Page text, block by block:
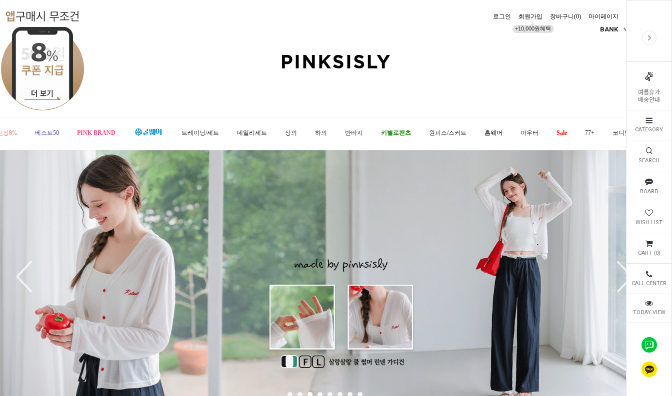
여름휴가
배송안내
CATEGORY
SEARCH
BOARD
WISH LIST
CART (0)
CALL CENTER
TODAY VIEW
로그인 회원가입
+10,000원혜택
장바구니(0) 마이페이지
BANK
상8% 베스트50 PINK BRAND 트레이닝/세트 데일리세트 상의 하의 반바지 키별로팬츠 원피스/스커트 홈웨어 아우터 Sale 77+ 코디템 오늘발송